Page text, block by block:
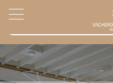
2026年7月江诗丹顿
2026年7月上海市江
2026年7月江诗丹顿
上海市徐汇区虹桥路